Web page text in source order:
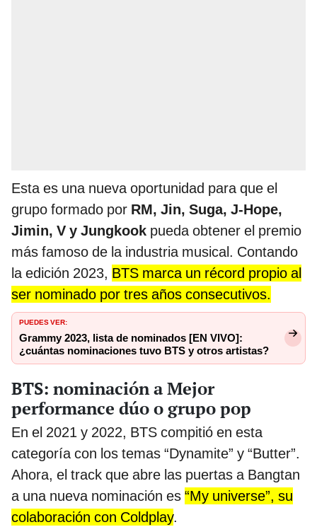
Esta es una nueva oportunidad para que el
grupo formado por RM, Jin, Suga, J-Hope,
Jimin, V y Jungkook pueda obtener el premio
más famoso de la industria musical. Contando
la edición 2023, BTS marca un récord propio al
ser nominado por tres años consecutivos.
PUEDES VER:
Grammy 2023, lista de nominados [EN VIVO]:
¿cuántas nominaciones tuvo BTS y otros artistas?
BTS: nominación a Mejor
performance dúo o grupo pop
En el 2021 y 2022, BTS compitió en esta
categoría con los temas “Dynamite” y “Butter”.
Ahora, el track que abre las puertas a Bangtan
a una nueva nominación es “My universe”, su
colaboración con Coldplay.